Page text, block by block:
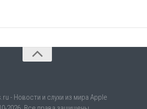
- Новости и слухи из мира Apple